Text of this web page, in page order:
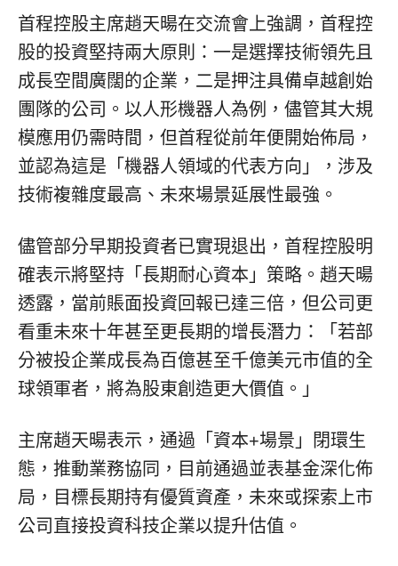
首程控股主席趙天暘在交流會上強調，首程控
股的投資堅持兩大原則：一是選擇技術領先且
成長空間廣闊的企業，二是押注具備卓越創始
團隊的公司。以人形機器人為例，儘管其大規
模應用仍需時間，但首程從前年便開始佈局，
並認為這是 「 機器人領域的代表方向 」
，涉及
技術複雜度最高、未來場景延展性最強。
儘管部分早期投資者已實現退出，首程控股明
確表示將堅持 「 長期耐心資本 」 策略。趙天暘
透露，當前賬面投資回報已達三倍，但公司更
看重未來十年甚至更長期的增長潛力：
「 若部
分被投企業成長為百億甚至千億美元市值的全
球領軍者，將為股東創造更大價值。 」
主席趙天暘表示，通過 「 資本+場景 」
閉環生
態，推動業務協同，目前通過並表基金深化佈
局，目標長期持有優質資產，未來或探索上市
公司直接投資科技企業以提升估值。